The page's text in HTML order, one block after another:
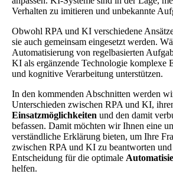
Verhalten zu imitieren und unbekannte
Obwohl RPA und KI verschiedene
sie auch gemeinsam eingesetzt werden.
Automatisierung von regelbasierten
KI als ergänzende Technologie komplexe
und kognitive Verarbeitung unterstützen.
In den kommenden Abschnitten werden
Unterschieden zwischen RPA und KI,
Einsatzmöglichkeiten und den damit
befassen. Damit möchten wir Ihnen eine
verständliche Erklärung bieten, um Ihre
zwischen RPA und KI zu beantworten
Entscheidung für die optimale
helfen.